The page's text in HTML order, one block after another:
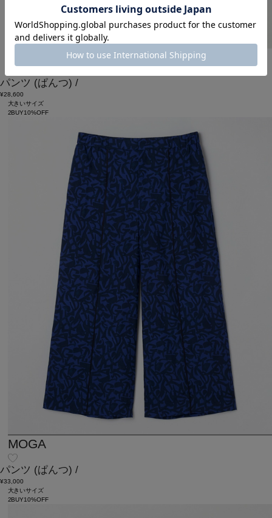
パンツ (ぱんつ) /
¥28,600
大きいサイズ
2BUY10%OFF
MOGA
パンツ (ぱんつ) /
¥33,000
大きいサイズ
2BUY10%OFF